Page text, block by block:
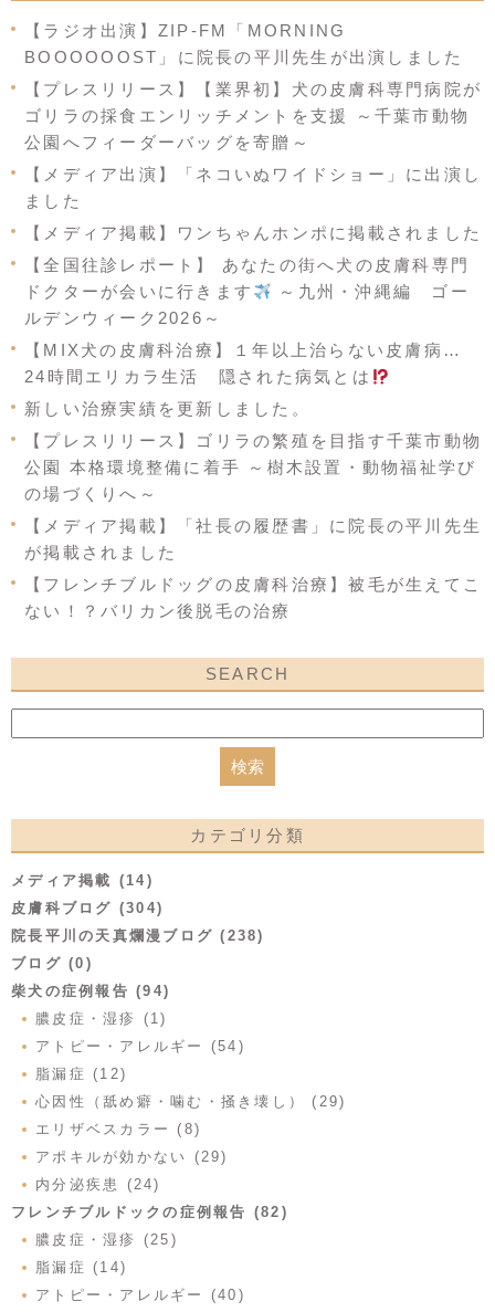
【ラジオ出演】ZIP-FM「MORNING
BOOOOOOST」に院長の平川先生が出演しました
【プレスリリース】【業界初】犬の皮膚科専門病院が
ゴリラの採食エンリッチメントを支援 ～千葉市動物
公園へフィーダーバッグを寄贈～
【メディア出演】「ネコいぬワイドショー」に出演し
ました
【メディア掲載】ワンちゃんホンポに掲載されました
【全国往診レポート】 あなたの街へ犬の皮膚科専門
ドクターが会いに行きます
～九州・沖縄編 ゴー
ルデンウィーク2026～
【MIX犬の皮膚科治療】１年以上治らない皮膚病…
24時間エリカラ生活 隠された病気とは
新しい治療実績を更新しました。
【プレスリリース】ゴリラの繁殖を目指す千葉市動物
公園 本格環境整備に着手 ～樹木設置・動物福祉学び
の場づくりへ～
【メディア掲載】「社長の履歴書」に院長の平川先生
が掲載されました
【フレンチブルドッグの皮膚科治療】被毛が生えてこ
ない！？バリカン後脱毛の治療
SEARCH
カテゴリ分類
メディア掲載 (14)
皮膚科ブログ (304)
院長平川の天真爛漫ブログ (238)
ブログ (0)
柴犬の症例報告 (94)
膿皮症・湿疹 (1)
アトピー・アレルギー (54)
脂漏症 (12)
心因性（舐め癖・噛む・掻き壊し） (29)
エリザベスカラー (8)
アポキルが効かない (29)
内分泌疾患 (24)
フレンチブルドックの症例報告 (82)
膿皮症・湿疹 (25)
脂漏症 (14)
アトピー・アレルギー (40)